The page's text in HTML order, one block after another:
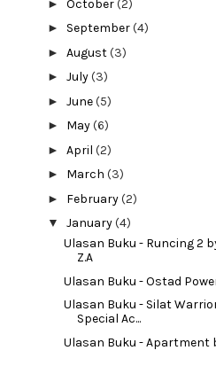
►October(2)
► September(4)
►August(3)
►July(3)
►June(5)
► May(6)
►April(2)
► March(3)
► February(2)
▼January(4)
Ulasan Buku - Runcing 2
Z.A
Ulasan Buku - Ostad
Ulasan Buku - Silat
Special Ac...
Ulasan Buku - Apartment